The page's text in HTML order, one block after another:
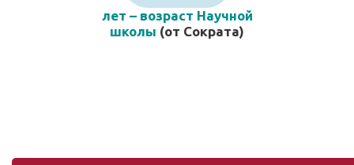
лет – возраст Научной
школы (от Сократа)